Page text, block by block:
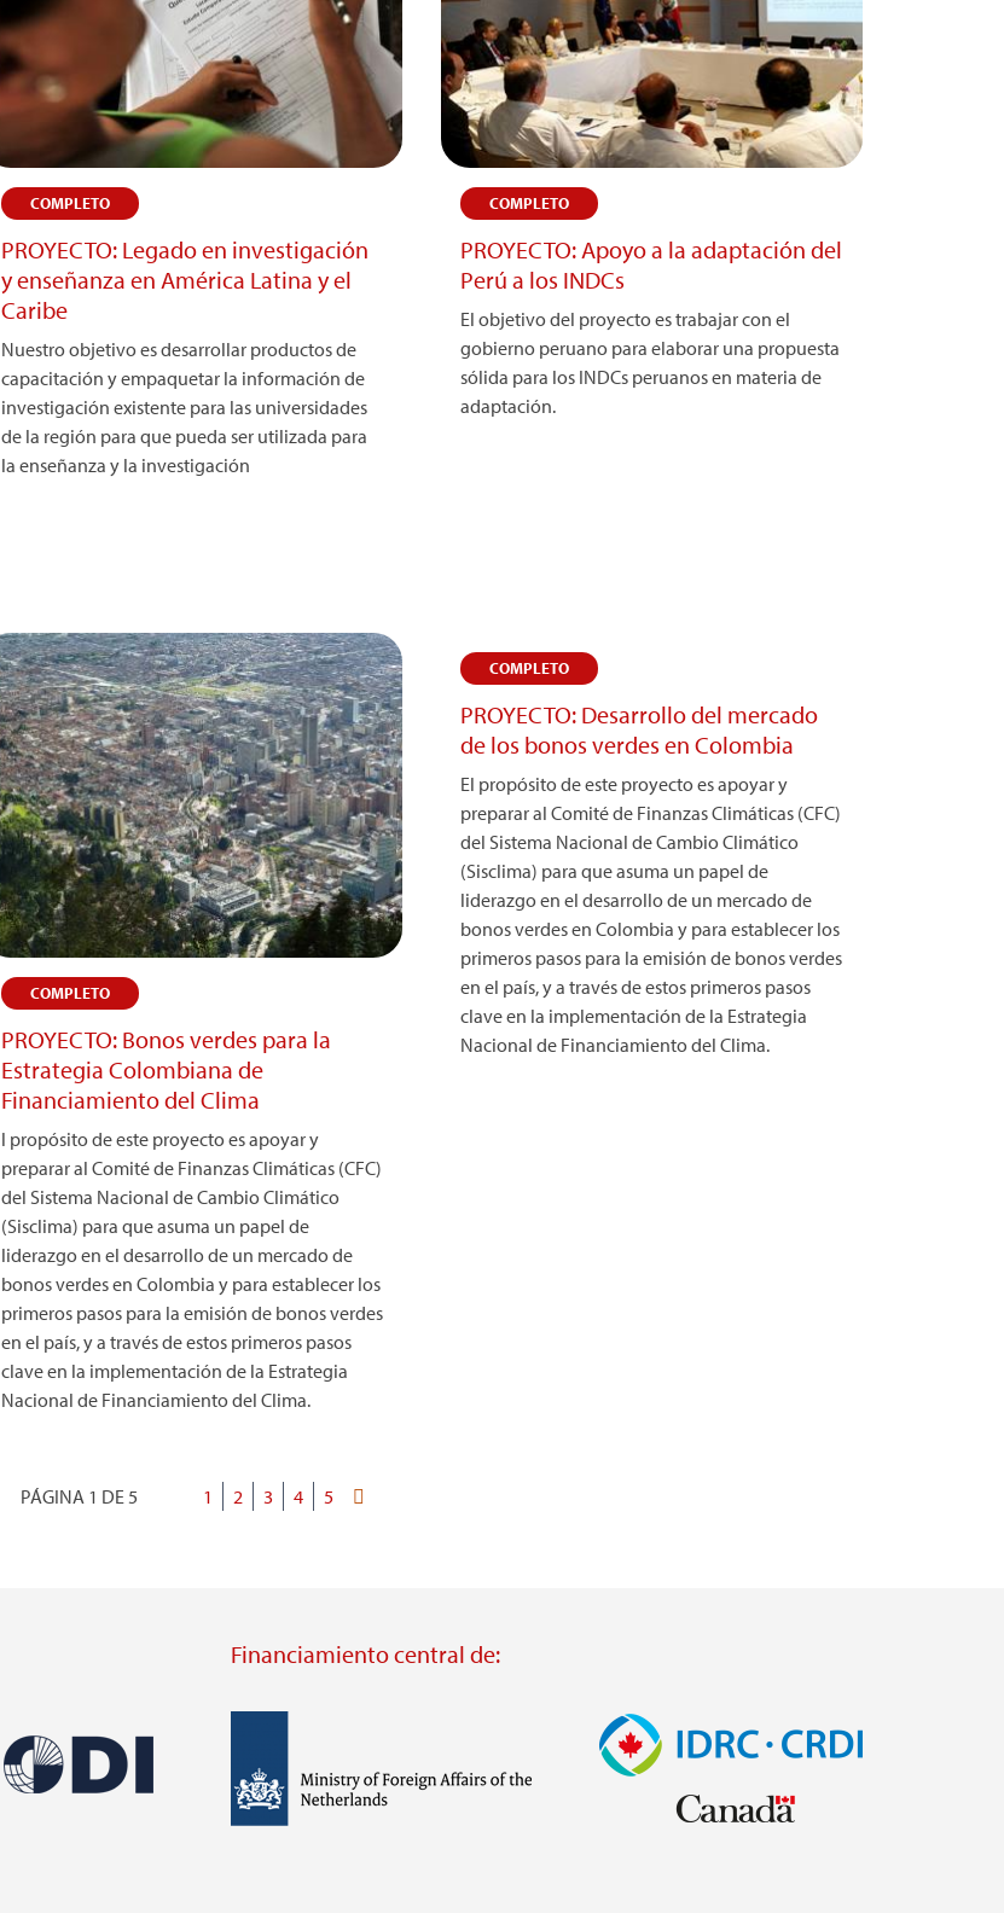
COMPLETO
PROYECTO: Legado en investigación
y enseñanza en América Latina y el
Caribe
Nuestro objetivo es desarrollar productos de
capacitación y empaquetar la información de
investigación existente para las universidades
de la región para que pueda ser utilizada para
la enseñanza y la investigación
COMPLETO
PROYECTO: Apoyo a la adaptación del
Perú a los INDCs
El objetivo del proyecto es trabajar con el
gobierno peruano para elaborar una propuesta
sólida para los INDCs peruanos en materia de
adaptación.
COMPLETO
PROYECTO: Bonos verdes para la
Estrategia Colombiana de
Financiamiento del Clima
l propósito de este proyecto es apoyar y
preparar al Comité de Finanzas Climáticas (CFC)
del Sistema Nacional de Cambio Climático
(Sisclima) para que asuma un papel de
liderazgo en el desarrollo de un mercado de
bonos verdes en Colombia y para establecer los
primeros pasos para la emisión de bonos verdes
en el país, y a través de estos primeros pasos
clave en la implementación de la Estrategia
Nacional de Financiamiento del Clima.
COMPLETO
PROYECTO: Desarrollo del mercado
de los bonos verdes en Colombia
El propósito de este proyecto es apoyar y
preparar al Comité de Finanzas Climáticas (CFC)
del Sistema Nacional de Cambio Climático
(Sisclima) para que asuma un papel de
liderazgo en el desarrollo de un mercado de
bonos verdes en Colombia y para establecer los
primeros pasos para la emisión de bonos verdes
en el país, y a través de estos primeros pasos
clave en la implementación de la Estrategia
Nacional de Financiamiento del Clima.
Paginación
PÁGINA 1 DE 5
Página
1 Página
2 Página
3 Página
4 Página
5
Última
Imagen
Financiamiento central de:
Imagen